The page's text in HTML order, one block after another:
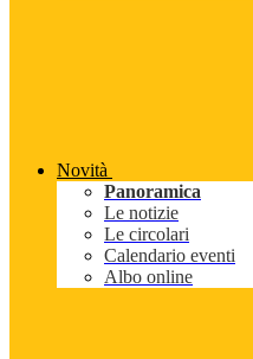
Novità
Panoramica
Le notizie
Le circolari
Calendario eventi
Albo online